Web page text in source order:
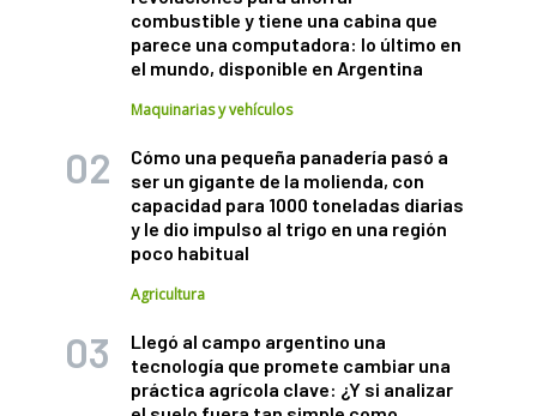
combustible y tiene una cabina que
parece una computadora: lo último en
el mundo, disponible en Argentina
Maquinarias y vehículos
Cómo una pequeña panadería pasó a
ser un gigante de la molienda, con
capacidad para 1000 toneladas diarias
y le dio impulso al trigo en una región
poco habitual
Agricultura
Llegó al campo argentino una
tecnología que promete cambiar una
práctica agrícola clave: ¿Y si analizar